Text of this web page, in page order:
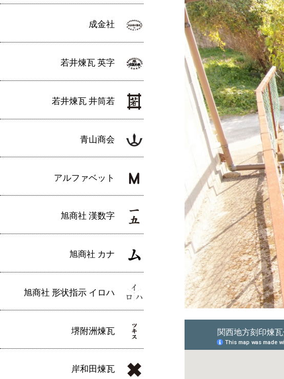
成金社
若井煉瓦 英字
若井煉瓦 井筒若
青山商会
アルファベット
旭商社 漢数字
旭商社 カナ
旭商社 形状指示 イロハ
堺附洲煉瓦
岸和田煉瓦